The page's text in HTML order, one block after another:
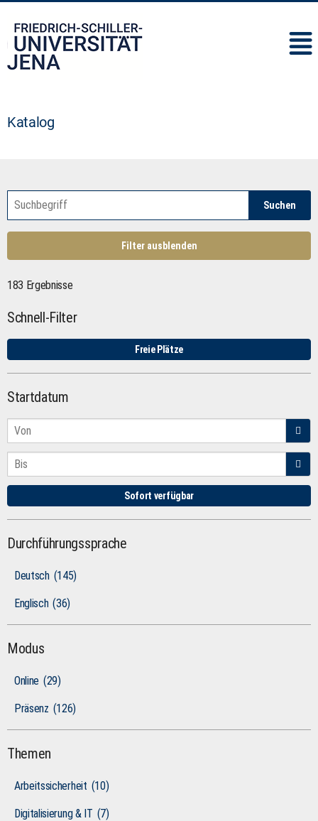
Katalog
Suchen
Filter ausblenden
183 Ergebnisse
Schnell-Filter
Freie Plätze
Startdatum
Sofort verfügbar
Durchführungssprache
Deutsch (145)
Englisch (36)
Modus
Online (29)
Präsenz (126)
Themen
Arbeitssicherheit (10)
Digitalisierung & IT (7)